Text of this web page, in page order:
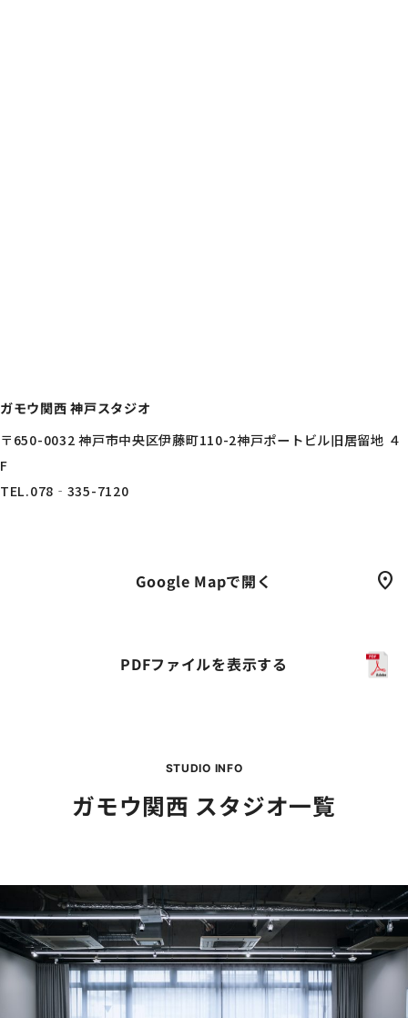
ガモウ関西 神戸スタジオ
〒650-0032 神戸市中央区伊藤町110-2神戸ポートビル旧居留地 ４
F
TEL.078‐335-7120
Google Mapで開く
PDFファイルを表示する
STUDIO INFO
ガモウ関西 スタジオ一覧
ル
ー